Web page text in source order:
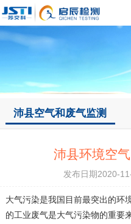
沛县空气和废气监测
沛县环境空
发布日期2020-
大气污染是我国目前最突出的环
的工业废气是大气污染物的重要